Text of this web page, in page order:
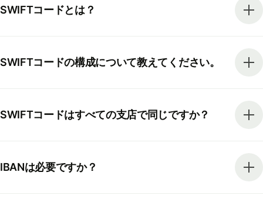
SWIFTコードとは？
SWIFTコードの構成について教えてください。
SWIFTコードはすべての支店で同じですか？
IBANは必要ですか？